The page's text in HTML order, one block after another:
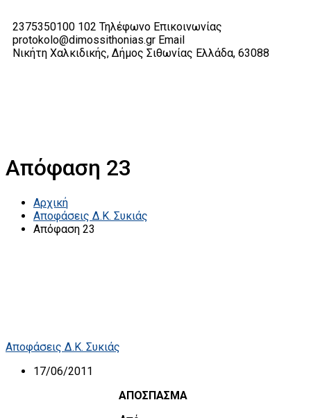
2375350100 102 Τηλέφωνο Επικοινωνίας
protokolo@dimossithonias.gr Email
Νικήτη Χαλκιδικής, Δήμος Σιθωνίας Ελλάδα, 63088
Απόφαση 23
Αρχική
Αποφάσεις Δ.Κ. Συκιάς
Απόφαση 23
Αποφάσεις Δ.Κ. Συκιάς
17/06/2011
ΑΠΟΣΠΑΣΜΑ